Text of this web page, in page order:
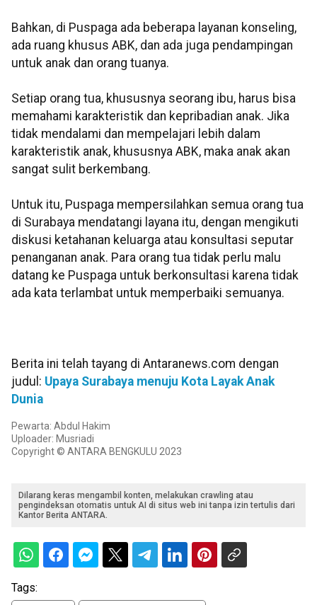
Bahkan, di Puspaga ada beberapa layanan konseling,
ada ruang khusus ABK, dan ada juga pendampingan
untuk anak dan orang tuanya.
Setiap orang tua, khususnya seorang ibu, harus bisa
memahami karakteristik dan kepribadian anak. Jika
tidak mendalami dan mempelajari lebih dalam
karakteristik anak, khususnya ABK, maka anak akan
sangat sulit berkembang.
Untuk itu, Puspaga mempersilahkan semua orang tua
di Surabaya mendatangi layana itu, dengan mengikuti
diskusi ketahanan keluarga atau konsultasi seputar
penanganan anak. Para orang tua tidak perlu malu
datang ke Puspaga untuk berkonsultasi karena tidak
ada kata terlambat untuk memperbaiki semuanya.
Berita ini telah tayang di Antaranews.com dengan
judul: Upaya Surabaya menuju Kota Layak Anak
Dunia
Pewarta: Abdul Hakim
Uploader: Musriadi
Copyright © ANTARA BENGKULU 2023
Dilarang keras mengambil konten, melakukan crawling atau
pengindeksan otomatis untuk AI di situs web ini tanpa izin tertulis dari
Kantor Berita ANTARA.
Tags: